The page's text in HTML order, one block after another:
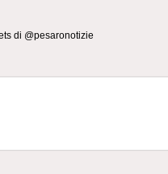
di @pesaronotizie